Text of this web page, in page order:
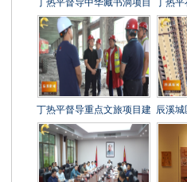
丁热平督导中华藏书洞项目
建设工作时强调 全力攻坚
冲刺 守牢安全底线 打造经
得起检验的精品文旅项目
丁热
旅项
点 全
高
丁热平督导重点文旅项目建
设工作时强调 以匠心打造
百年兵工文化传承新地标
辰溪